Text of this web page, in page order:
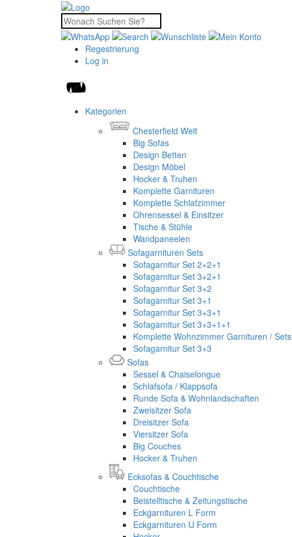
Regestrierung
Log in
Kategorien
Chesterfield Welt
Big Sofas
Design Betten
Design Möbel
Hocker & Truhen
Komplette Garnituren
Komplette Schlafzimmer
Ohrensessel & Einsitzer
Tische & Stühle
Wandpaneelen
Sofagarnituren Sets
Sofagarnitur Set 2+2+1
Sofagarnitur Set 3+2+1
Sofagarnitur Set 3+2
Sofagarnitur Set 3+1
Sofagarnitur Set 3+3+1
Sofagarnitur Set 3+3+1+1
Komplette Wohnzimmer Garnituren / Sets
Sofagarnitur Set 3+3
Sofas
Sessel & Chaiselongue
Schlafsofa / Klappsofa
Runde Sofa & Wohnlandschaften
Zweisitzer Sofa
Dreisitzer Sofa
Viersitzer Sofa
Big Couches
Hocker & Truhen
Ecksofas & Couchtische
Couchtische
Beistelltische & Zeitungstische
Eckgarnituren L Form
Eckgarnituren U Form